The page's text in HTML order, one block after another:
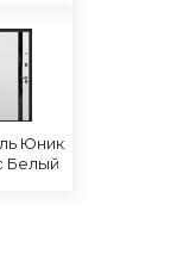
Юник
Белый